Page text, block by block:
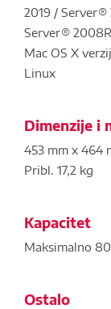
2019 / Server®
Server®
Mac OS X
Linux
Dimenzije i
453 mm x 464
Pribl. 17,2 kg
Kapacitet
Maksimalno
Ostalo